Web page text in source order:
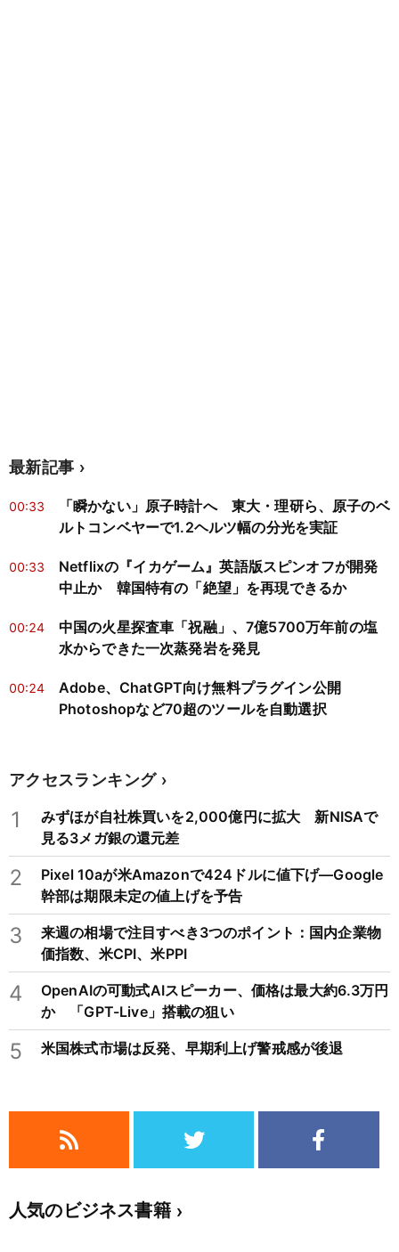
最新記事
00:33
「瞬かない」原子時計へ 東大・理研ら、原子のベ
ルトコンベヤーで1.2ヘルツ幅の分光を実証
00:33
Netflixの『イカゲーム』英語版スピンオフが開発
中止か 韓国特有の「絶望」を再現できるか
00:24
中国の火星探査車「祝融」、7億5700万年前の塩
水からできた一次蒸発岩を発見
00:24
Adobe、ChatGPT向け無料プラグイン公開
Photoshopなど70超のツールを自動選択
アクセスランキング
1
みずほが自社株買いを2,000億円に拡大 新NISAで
見る3メガ銀の還元差
2
Pixel 10aが米Amazonで424ドルに値下げ―Google
幹部は期限未定の値上げを予告
3
来週の相場で注目すべき3つのポイント：国内企業物
価指数、米CPI、米PPI
4
OpenAIの可動式AIスピーカー、価格は最大約6.3万円
か 「GPT-Live」搭載の狙い
5 米国株式市場は反発、早期利上げ警戒感が後退
人気のビジネス書籍